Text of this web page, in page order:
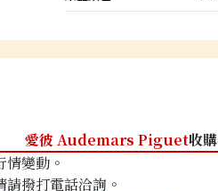
愛彼 Audemars Piguet收
情變動。
撥打電話洽詢。